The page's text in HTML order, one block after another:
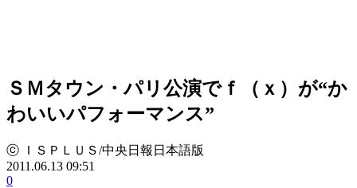
ＳＭタウン・パリ公演でｆ（ｘ）が“か
わいいパフォーマンス”
ⓒ ＩＳＰＬＵＳ/中央日報日本語版
2011.06.13 09:51
0